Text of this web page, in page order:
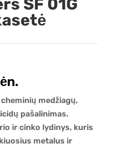
SF 01G
medžiagų,
pašalinimas.
ir cinko lydinys, kuris
metalus ir